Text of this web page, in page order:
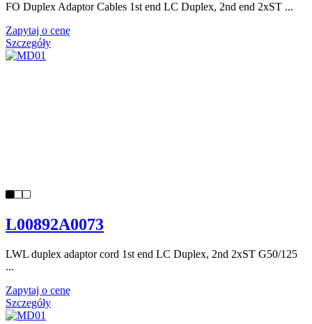
FO Duplex Adaptor Cables 1st end LC Duplex, 2nd end 2xST ...
Zapytaj o cenę
Szczegóły
L00892A0073
LWL duplex adaptor cord 1st end LC Duplex, 2nd 2xST G50/125
...
Zapytaj o cenę
Szczegóły